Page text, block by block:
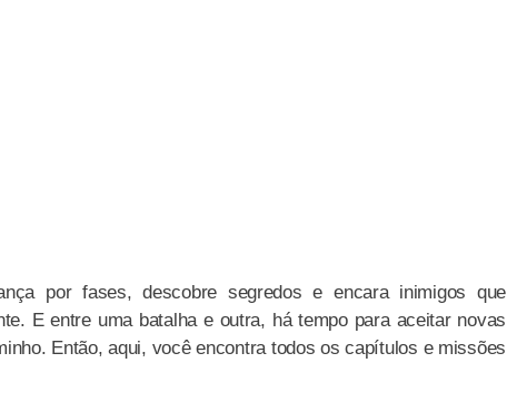
por fases, descobre segredos e encara inimigos que
E entre uma batalha e outra, há tempo para aceitar novas
Então, aqui, você encontra todos os capítulos e missões